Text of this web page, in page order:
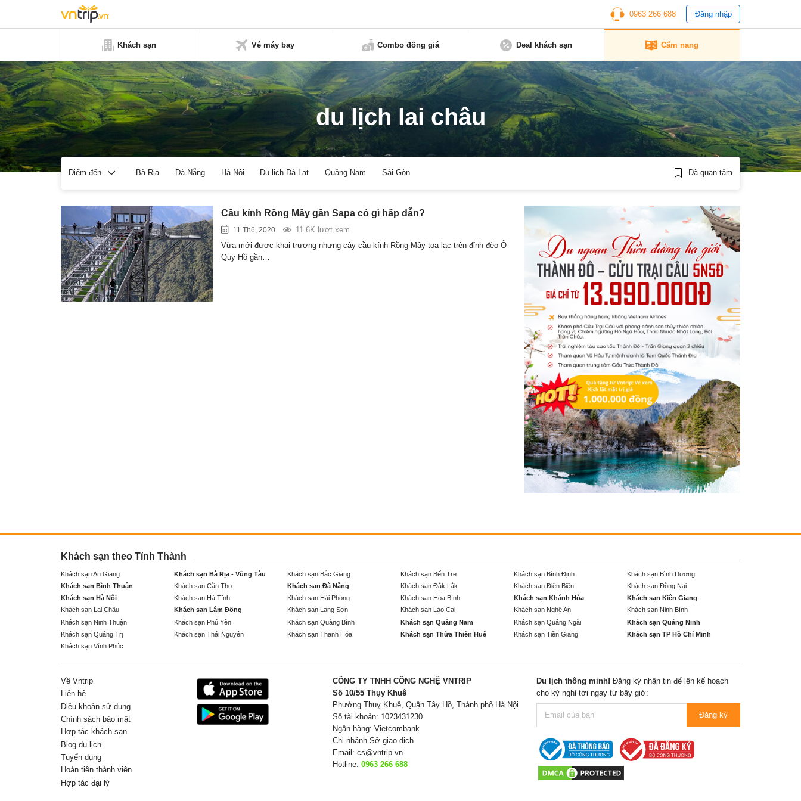
0963 266 688 Đăng nhập
Khách sạn Vé máy bay Combo đồng giá Deal khách sạn Cẩm nang
du lịch lai châu
Điểm đến Bà Rịa Đà Nẵng Hà Nội Du lịch Đà Lạt Quảng Nam Sài Gòn Đã quan tâm
Cầu kính Rồng Mây gần Sapa có gì hấp dẫn?
11 Th6, 2020
11.6K lượt xem
Vừa mới được khai trương nhưng cây cầu kính Rồng Mây tọa lạc trên đỉnh đèo Ô
Quy Hồ gần…
Khách sạn theo Tỉnh Thành
Khách sạn An Giang Khách sạn Bà Rịa - Vũng Tàu Khách sạn Bắc Giang Khách sạn Bến Tre Khách sạn Bình Định
Khách sạn Bình Dương
Khách sạn Bình Thuận
Khách sạn Cần Thơ Khách sạn Đà Nẵng Khách sạn Đắk Lắk Khách sạn Điện Biên
Khách sạn Đồng Nai
Khách sạn Hà Nội
Khách sạn Hà Tĩnh Khách sạn Hải Phòng Khách sạn Hòa Bình Khách sạn Khánh Hòa
Khách sạn Kiên Giang
Khách sạn Lai Châu
Khách sạn Lâm Đồng Khách sạn Lạng Sơn Khách sạn Lào Cai Khách sạn Nghệ An
Khách sạn Ninh Bình
Khách sạn Ninh Thuận
Khách sạn Phú Yên Khách sạn Quảng Bình Khách sạn Quảng Nam Khách sạn Quảng Ngãi
Khách sạn Quảng Ninh
Khách sạn Quảng Trị
Khách sạn Thái Nguyên Khách sạn Thanh Hóa Khách sạn Thừa Thiên Huế Khách sạn Tiền Giang
Khách sạn TP Hồ Chí Minh
Khách sạn Vĩnh Phúc
Về Vntrip
Liên hệ
Điều khoản sử dụng
Chính sách bảo mật
Hợp tác khách sạn
Blog du lịch
Tuyển dụng
Hoàn tiền thành viên
Hợp tác đại lý
CÔNG TY TNHH CÔNG NGHỆ VNTRIP
Số 10/55 Thụy Khuê
Phường Thuỵ Khuê, Quận Tây Hồ, Thành phố Hà Nội
Số tài khoản: 1023431230
Ngân hàng: Vietcombank
Chi nhánh Sở giao dịch
Email: cs@vntrip.vn
Hotline: 0963 266 688
Du lịch thông minh! Đăng ký nhận tin để lên kế hoạch
cho kỳ nghỉ tới ngay từ bây giờ:
Đăng ký